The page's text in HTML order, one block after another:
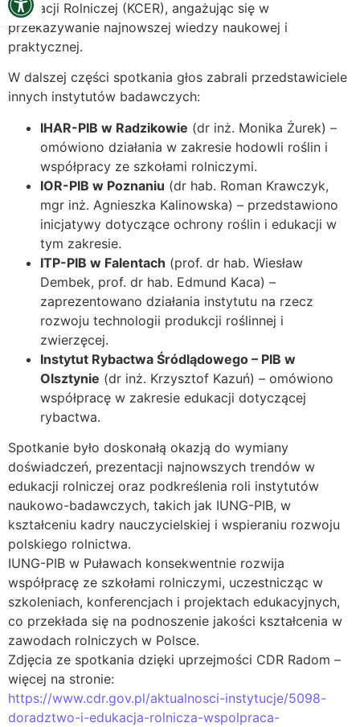
Edukacji Rolniczej (KCER), angażując się w
przekazywanie najnowszej wiedzy naukowej i
praktycznej.
W dalszej części spotkania głos zabrali przedstawiciele
innych instytutów badawczych:
IHAR-PIB w Radzikowie (dr inż. Monika Żurek) –
omówiono działania w zakresie hodowli roślin i
współpracy ze szkołami rolniczymi.
IOR-PIB w Poznaniu (dr hab. Roman Krawczyk,
mgr inż. Agnieszka Kalinowska) – przedstawiono
inicjatywy dotyczące ochrony roślin i edukacji w
tym zakresie.
ITP-PIB w Falentach (prof. dr hab. Wiesław
Dembek, prof. dr hab. Edmund Kaca) –
zaprezentowano działania instytutu na rzecz
rozwoju technologii produkcji roślinnej i
zwierzęcej.
Instytut Rybactwa Śródlądowego – PIB w
Olsztynie (dr inż. Krzysztof Kazuń) – omówiono
współpracę w zakresie edukacji dotyczącej
rybactwa.
Spotkanie było doskonałą okazją do wymiany
doświadczeń, prezentacji najnowszych trendów w
edukacji rolniczej oraz podkreślenia roli instytutów
naukowo-badawczych, takich jak IUNG-PIB, w
kształceniu kadry nauczycielskiej i wspieraniu rozwoju
polskiego rolnictwa.
IUNG-PIB w Puławach konsekwentnie rozwija
współpracę ze szkołami rolniczymi, uczestnicząc w
szkoleniach, konferencjach i projektach edukacyjnych,
co przekłada się na podnoszenie jakości kształcenia w
zawodach rolniczych w Polsce.
Zdjęcia ze spotkania dzięki uprzejmości CDR Radom –
więcej na stronie:
https://www.cdr.gov.pl/aktualnosci-instytucje/5098-
doradztwo-i-edukacja-rolnicza-wspolpraca-